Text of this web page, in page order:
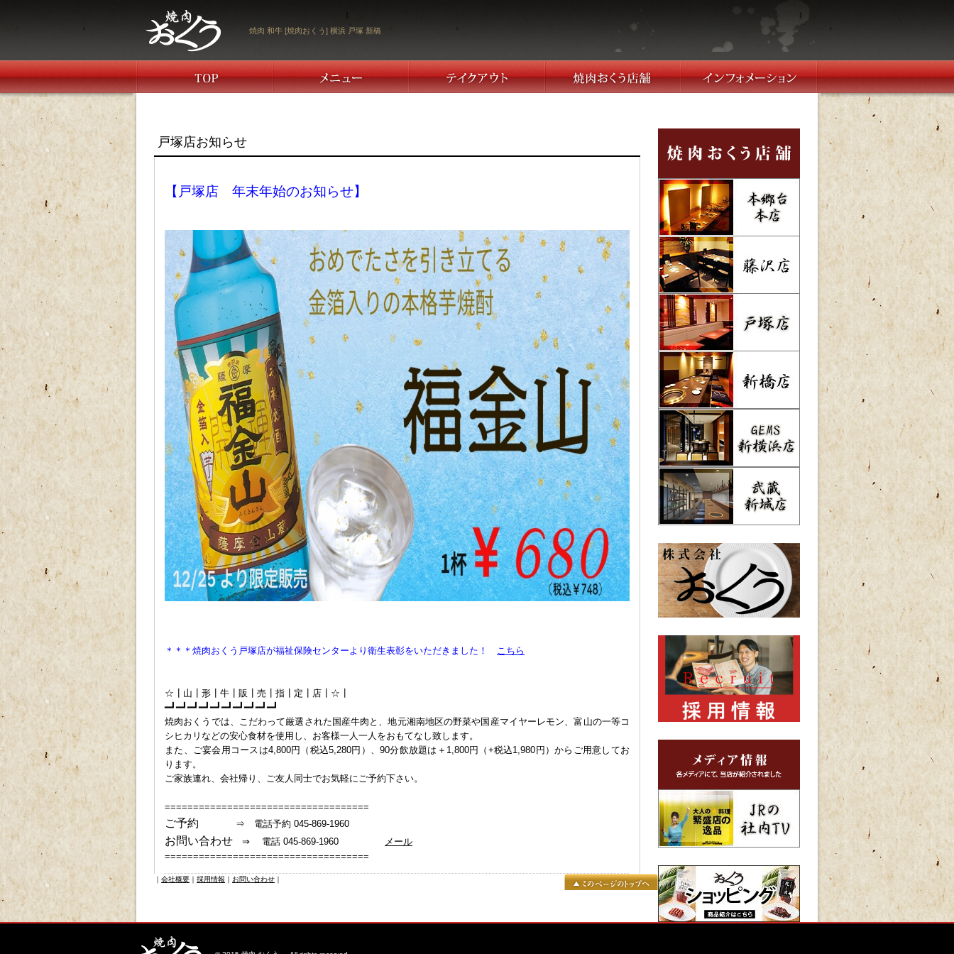
焼肉 和牛 [焼肉おくう] 横浜 戸塚 新橋
戸塚店お知らせ
【戸塚店 年末年始のお知らせ】
＊＊＊焼肉おくう戸塚店が福祉保険センターより衛生表彰をいただきました！ こちら
☆┃山┃形┃牛┃販┃売┃指┃定┃店┃☆┃
━┛━┛━┛━┛━┛━┛━┛━┛━┛━┛
焼肉おくうでは、こだわって厳選された国産牛肉と、地元湘南地区の野菜や国産マイヤーレモン、富山の一等コ
シヒカリなどの安心食材を使用し、お客様一人一人をおもてなし致します。
また、ご宴会用コースは4,800円（税込5,280円）、90分飲放題は＋1,800円（+税込1,980円）からご用意してお
ります。
ご家族連れ、会社帰り、ご友人同士でお気軽にご予約下さい。
====================================
ご予約 ⇒ 電話予約 045-869-1960
お問い合わせ ⇒ 電話 045-869-1960
メール
====================================
｜ 会社概要 ｜ 採用情報 ｜ お問い合わせ ｜